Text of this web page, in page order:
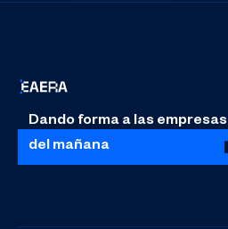
Dando forma a las empresas
del mañana